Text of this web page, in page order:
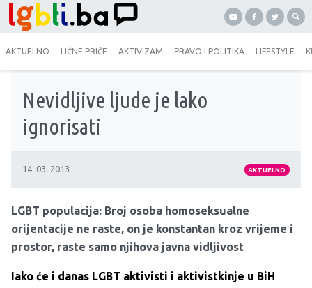
AKTUELNO LIČNE PRIČE AKTIVIZAM PRAVO I POLITIKA LIFESTYLE
Nevidljive ljude je lako
ignorisati
14. 03. 2013 AKTUELNO
LGBT populacija: Broj osoba homoseksualne
orijentacije ne raste, on je konstantan kroz vrijeme i
prostor, raste samo njihova javna vidljivost
Iako će i danas LGBT aktivisti i aktivistkinje u BiH